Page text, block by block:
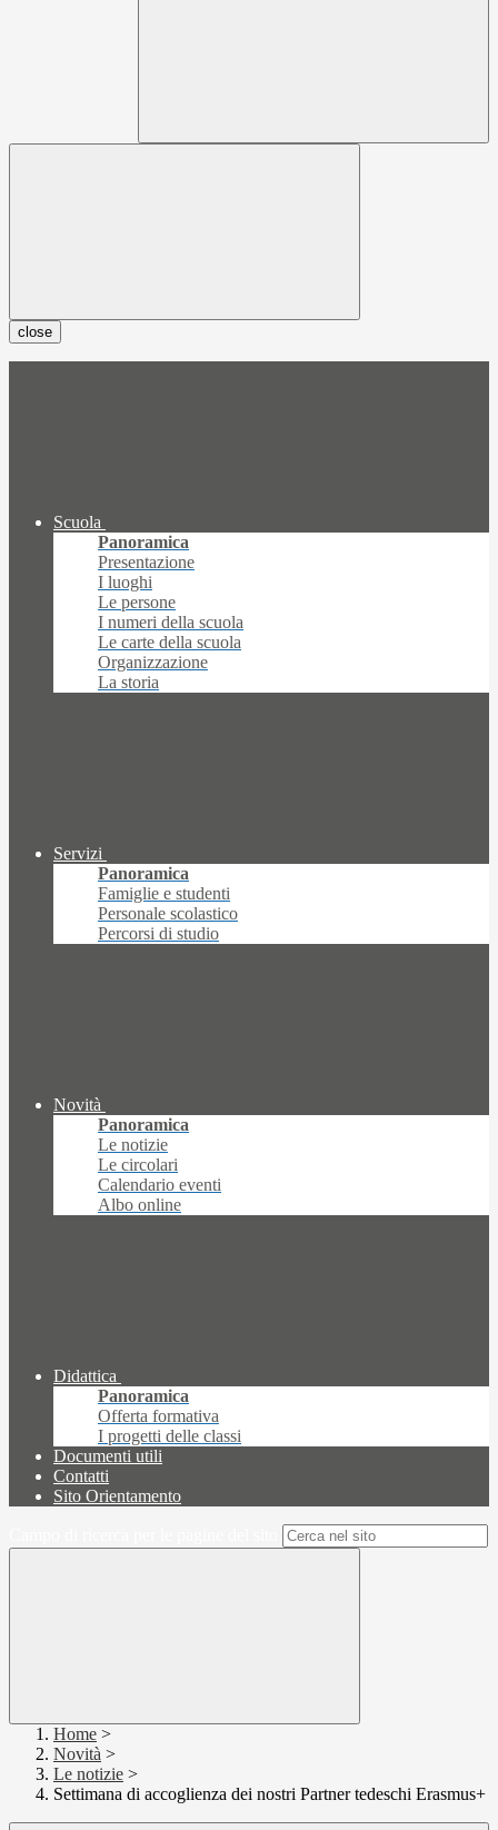
close
Scuola
Panoramica
Presentazione
I luoghi
Le persone
I numeri della scuola
Le carte della scuola
Organizzazione
La storia
Servizi
Panoramica
Famiglie e studenti
Personale scolastico
Percorsi di studio
Novità
Panoramica
Le notizie
Le circolari
Calendario eventi
Albo online
Didattica
Panoramica
Offerta formativa
I progetti delle classi
Documenti utili
Contatti
Sito Orientamento
Home >
Novità >
Le notizie >
Settimana di accoglienza dei nostri Partner tedeschi Erasmus+